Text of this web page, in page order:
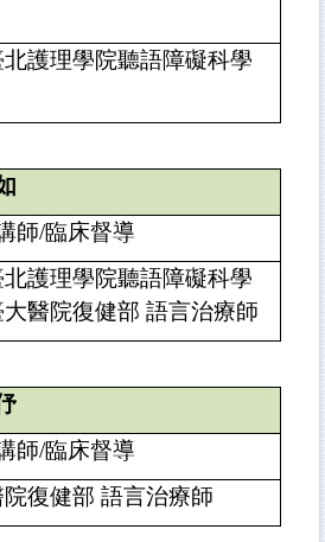
北護理學院聽語障礙科學
師/臨床督導
北護理學院聽語障礙科學
醫院復健部 語言治療師
師/臨床督導
復健部 語言治療師